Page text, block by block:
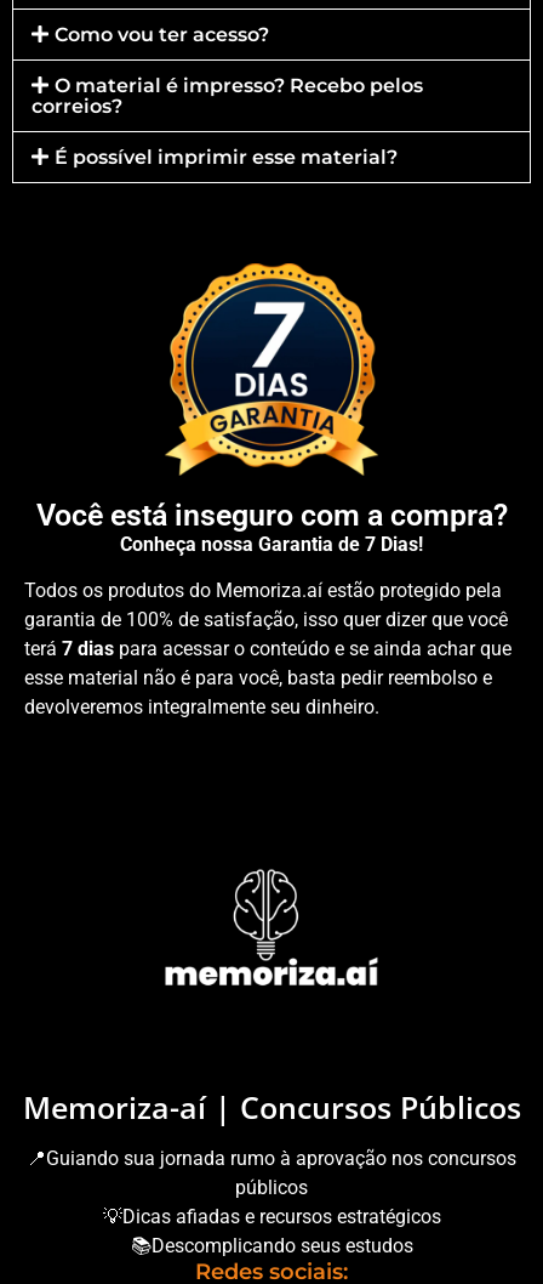
Como vou ter acesso?
O material é impresso? Recebo pelos
correios?
É possível imprimir esse material?
Você está inseguro com a compra?
Conheça nossa Garantia de 7 Dias!
Todos os produtos do Memoriza.aí estão protegido pela
garantia de 100% de satisfação, isso quer dizer que você
terá 7 dias para acessar o conteúdo e se ainda achar que
esse material não é para você, basta pedir reembolso e
devolveremos integralmente seu dinheiro.
Memoriza-aí | Concursos Públicos
📍Guiando sua jornada rumo à aprovação nos concursos
públicos
💡Dicas afiadas e recursos estratégicos
📚Descomplicando seus estudos
Redes sociais: